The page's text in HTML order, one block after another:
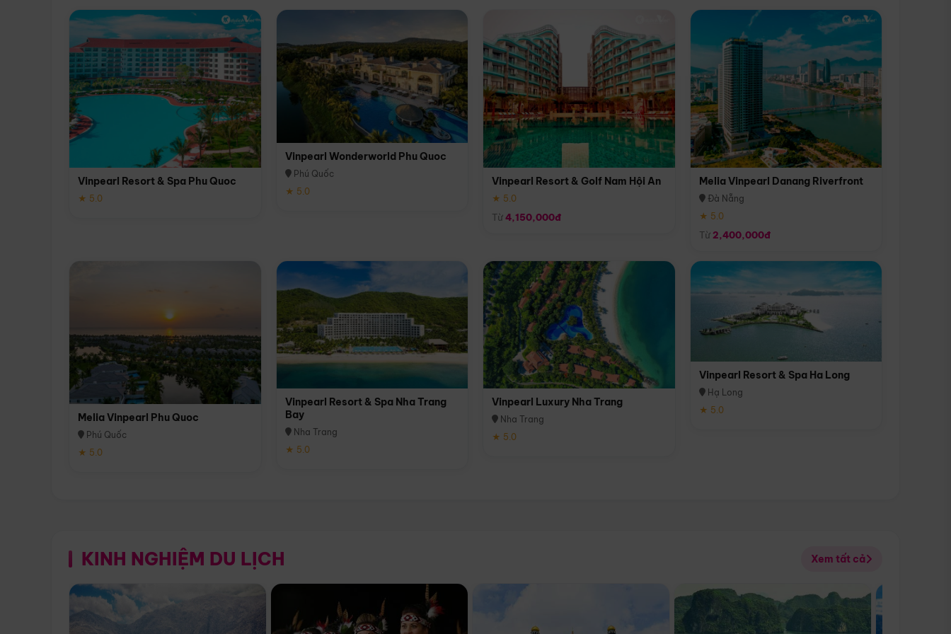
Vinpearl Resort & Spa Phu Quoc
★ 5.0
Vinpearl Wonderworld Phu Quoc
Phú Quốc
★ 5.0
Vinpearl Resort & Golf Nam Hội An
★ 5.0
Từ4,150,000đ
Melia Vinpearl Danang Riverfront
Đà Nẵng
★ 5.0
Từ 2,400,000đ
Melia Vinpearl Phu Quoc
Phú Quốc
★ 5.0
Vinpearl Resort & Spa Nha Trang
Bay
Nha Trang
★ 5.0
Vinpearl Luxury Nha Trang
Nha Trang
★ 5.0
Vinpearl Resort & Spa Ha Long
Hạ Long
★ 5.0
KINH NGHIỆM DU LỊCH Xem tất cả